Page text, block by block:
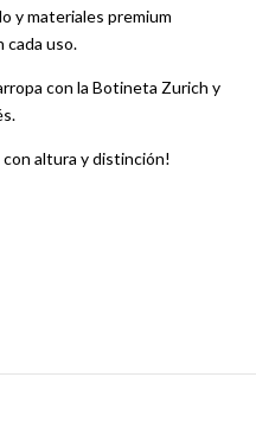
y materiales premium
cada uso.
con la Botineta Zurich y
con altura y distinción!